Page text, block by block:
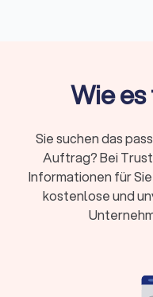
Titel zeigen
Vorteile –
digitale
Erstgespräch:
Minuten
Wann brauche ich
Wie
Sie suchen das
Auftrag? Bei
Informationen für
kostenlose und